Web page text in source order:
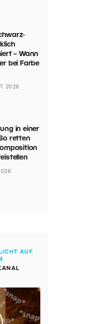
– Wann
bei Farbe
2026
in einer
retten
AUF